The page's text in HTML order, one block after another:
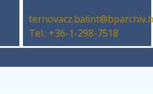
Tel.: +36-1-298-7518